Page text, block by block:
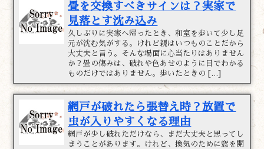
畳を交換すべきサインは？実家で
見落とす沈み込み
久しぶりに実家へ帰ったとき、和室を歩いて少し足
元が沈む気がする。けれど親はいつものことだから
大丈夫と言う。そんな場面に心当たりはありません
か？畳の傷みは、破れや色あせのように目でわかる
ものだけではありません。歩いたときの […]
網戸が破れたら張替え時？放置で
虫が入りやすくなる理由
網戸が少し破れただけなら、まだ大丈夫と思ってし
まうことがあります。けれど、換気のために窓を開